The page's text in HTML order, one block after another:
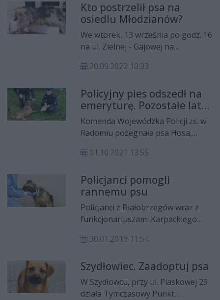
w rehabilitacji, magicznych
momentach w swojej 15-letrniej
karierze i zaletach używania
zwierząt w pracy z ludźmi.
Kto postrzelił psa na
osiedlu Młodzianów?
We wtorek, 13 września po godz. 16
na ul. Zielnej - Gajowej na
doszło do postrzelenia psa rasy
najprawdopodobniej strzelał z
wiatrówki. Wszystkie osoby, które
były świadkami zdarzenia albo
posiadają niezbędne informacje w
sprawie, proszone są o kontakt z
policją.
20.09.2022 10:33
Policyjny pies odszedł na
emeryturę. Pozostałe lata
spędzi ze swoim
przewodnikiem
Komenda Wojewódzka Policji zs. w
Radomiu pożegnała psa Hosa,
dotychczasowy kojec w komendzie
opiekuna. Odchodzący owczarek
niemiecki maści wilczastej, który
tresurę rozpoczął w 2013 roku,
początkowo wraz ze swoim
przewodnikiem służył w Zwoleniu, a
później w Radomiu.
01.10.2021 13:55
Policjanci pomogli
rannemu psu
Policjanci z Białobrzegów wraz z
funkcjonariuszami Karpackiego
pomocy potrąconemu psu
miało uszkodzoną tylną łapę, nie
mogło się poruszać. Dzięki pomocy
piesek przeżył.
30.01.2019 11:54
Szydłowiec. Zaadoptuj psa
W Szydłowcu, przy ul. Piaskowej 29
działa Tymczasowy Punkt